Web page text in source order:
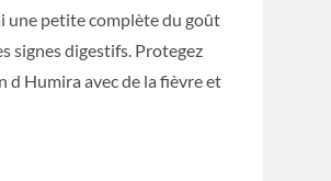
une petite complète du goût
signes digestifs. Protegez
d Humira avec de la fièvre et